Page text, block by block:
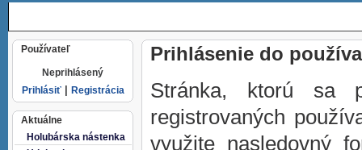
Používateľ
Neprihlásený
Prihlásiť| Registrácia
Aktuálne
Holubárska nástenka
Prihlásenie do
Stránka, ktorú sa
registrovaných
využite nasledovný